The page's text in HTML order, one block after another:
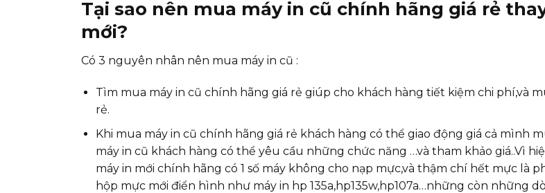
Tại sao nên mua máy in cũ chính hãng giá rẻ
mới?
Có 3 nguyên nhân nên mua máy in cũ :
Tìm mua máy in cũ chính hãng giá rẻ giúp cho khách hàng tiết kiệm chi phí,và
rẻ.
Khi mua máy in cũ chính hãng giá rẻ khách hàng có thể giao động giá cả mình
máy in cũ khách hàng có thể yêu cầu những chức năng …và tham khảo giá..Vì
máy in mới chính hãng có 1 số máy không cho nạp mực,và thậm chí hết mực là
hộp mực mới điển hình như máy in hp 135a,hp135w,hp107a…những còn những